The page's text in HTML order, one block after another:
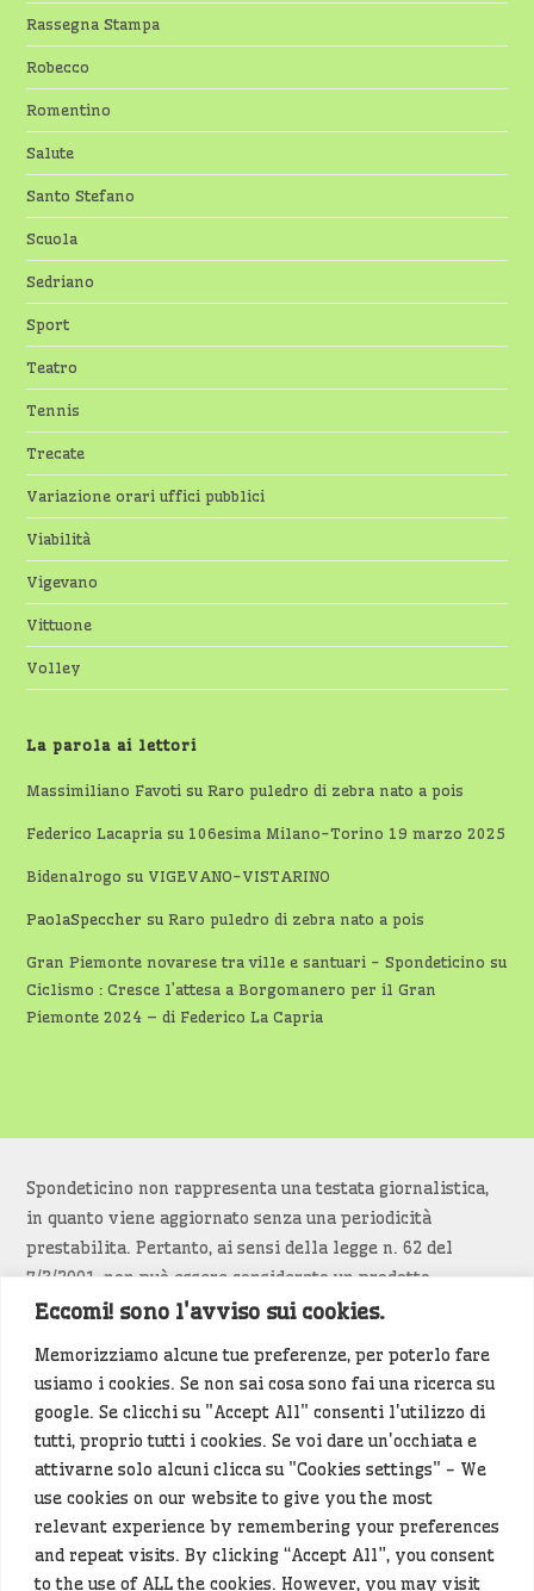
Eccomi! sono l'avviso sui cookies.
Memorizziamo alcune tue preferenze, per poterlo fare
usiamo i cookies. Se non sai cosa sono fai una ricerca su
google. Se clicchi su "Accept All" consenti l'utilizzo di
tutti, proprio tutti i cookies. Se voi dare un'occhiata e
attivarne solo alcuni clicca su "Cookies settings" - We
use cookies on our website to give you the most
relevant experience by remembering your preferences
and repeat visits. By clicking “Accept All”, you consent
to the use of ALL the cookies. However, you may visit
Rassegna Stampa
Robecco
Romentino
Salute
Santo Stefano
Scuola
Sedriano
Sport
Teatro
Tennis
Trecate
Variazione orari uffici pubblici
Viabilità
Vigevano
Vittuone
Volley
La parola ai lettori
Massimiliano Favoti suRaro puledro di zebra nato a pois
Federico Lacapria su 106esima Milano-Torino 19 marzo 2025
Bidenalrogo su VIGEVANO-VISTARINO
PaolaSpeccher suRaro puledro di zebra nato a pois
Gran Piemonte novarese tra ville e santuari - Spondeticino su
Ciclismo : Cresce l’attesa a Borgomanero per il Gran
Piemonte 2024 – di Federico La Capria
Spondeticino non rappresenta una testata giornalistica,
in quanto viene aggiornato senza una periodicità
prestabilita. Pertanto, ai sensi della legge n. 62 del
7/3/2001, non può essere considerato un prodotto
editoriale.
Siamo attenti a non violare copyright e diritti
d’immagine. Se un contenuto è di tua proprietà e vuoi
richiederne la rimozionediccelo(<- clicca per inviarci un
messaggio).
Alcuni articoli sono generati in bozza rielaborando, con
l'intelligenza artificiale generativa, contenuti
provenienti da fonti istituzionali e altri siti di interesse